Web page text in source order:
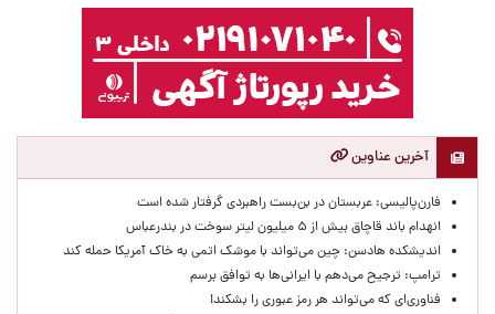
آخرین عناوین
فارن‌پالیسی: عربستان در بن‌بست راهبردی گرفتار شده است
انهدام باند قاچاق بیش از ۵ میلیون لیتر سوخت در بندرعباس
اندیشکده هادسن: چین می‌تواند با موشک اتمی به خاک آمریکا حمله کند
ترامپ: ترجیح می‌دهم با ایرانی‌‌ها به توافق برسم
فناوری‌ای که می‌تواند هر رمز عبوری را بشکند!